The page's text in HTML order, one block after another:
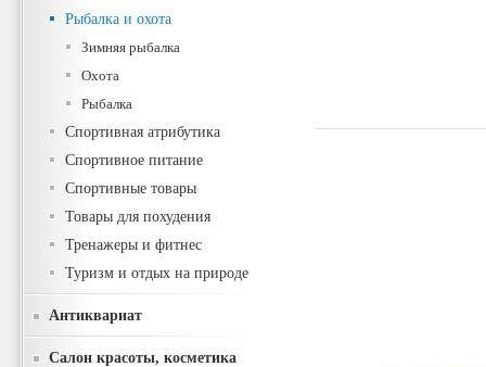
Рыбалка и охота
Зимняя рыбалка
Охота
Рыбалка
Спортивная атрибутика
Спортивное питание
Спортивные товары
Товары для похудения
Тренажеры и фитнес
Туризм и отдых на природе
Антиквариат
Салон красоты, косметика